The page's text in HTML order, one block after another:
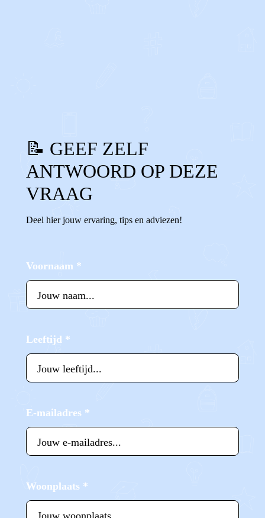
📝 GEEF ZELF
ANTWOORD OP DEZE
VRAAG
Deel hier jouw ervaring, tips en adviezen!
Voornaam *
Leeftijd *
E-mailadres *
Woonplaats *